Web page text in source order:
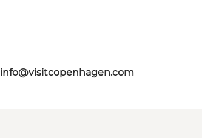
info@visitcopenhagen.com